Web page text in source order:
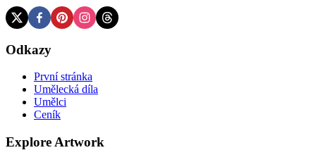
Odkazy
První stránka
Umělecká díla
Umělci
Ceník
Explore Artwork